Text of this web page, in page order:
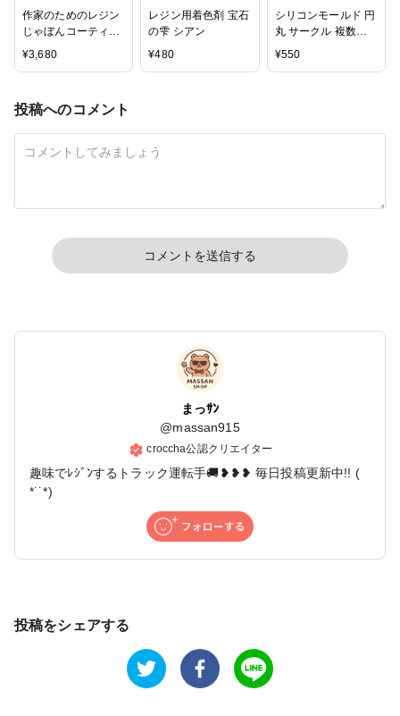
作家のためのレジン
じゃぼんコーティン
グ どぼん液 200ml
遮光ケース付き
¥3,680
レジン用着色剤 宝石
の雫 シアン
¥480
シリコンモールド 円
丸 サークル 複数サ
イズ フラット 平丸
¥550
投稿へのコメント
コメントを送信する
まっｻﾝ
@massan915
croccha公認クリエイター
趣味でﾚｼﾞﾝするトラック運転手🚚❥❥❥ 毎日投稿更新中!! (
*˙˙*)
投稿をシェアする